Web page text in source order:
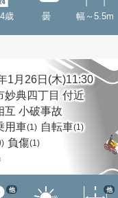
歳 曇 幅～5.5m
1月26日(木)11:30
妙典四丁目 付近
互 小破事故
用車(1) 自転車(1)
負傷(1)
他 他